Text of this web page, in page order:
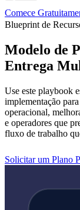
Comece
Blueprint de
Modelo de
Entrega
Use este playbook
implementação
operacional,
e operadores que
fluxo de trabalho
Solicitar um Plano